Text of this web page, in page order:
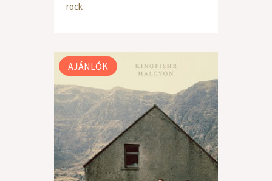
rock
AJÁNLÓK